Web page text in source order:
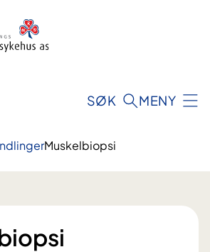
SØK MENY
Muskelbiopsi